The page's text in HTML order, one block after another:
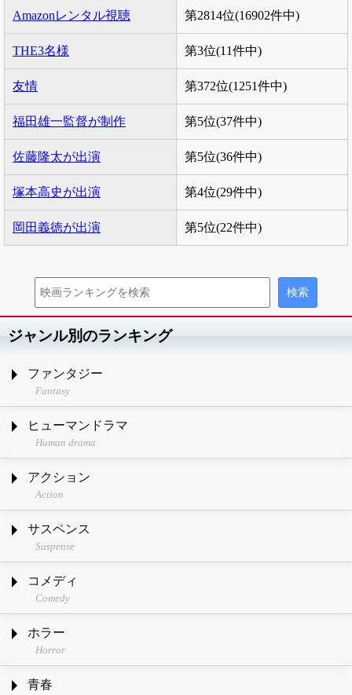
Amazonレンタル視聴 第2814位(16902件中)
THE3名様 第3位(11件中)
友情 第372位(1251件中)
福田雄一監督が制作 第5位(37件中)
佐藤隆太が出演 第5位(36件中)
塚本高史が出演 第4位(29件中)
岡田義徳が出演 第5位(22件中)
ジャンル別のランキング
ファンタジー
Fantasy
ヒューマンドラマ
Human drama
アクション
Action
サスペンス
Suspense
コメディ
Comedy
ホラー
Horror
青春